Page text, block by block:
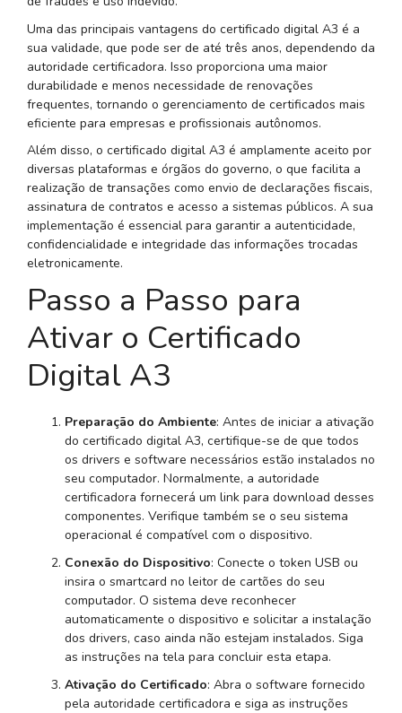
Uma das principais vantagens do certificado digital A3 é a
sua validade, que pode ser de até três anos, dependendo da
autoridade certificadora. Isso proporciona uma maior
durabilidade e menos necessidade de renovações
frequentes, tornando o gerenciamento de certificados mais
eficiente para empresas e profissionais autônomos.
Além disso, o certificado digital A3 é amplamente aceito por
diversas plataformas e órgãos do governo, o que facilita a
realização de transações como envio de declarações fiscais,
assinatura de contratos e acesso a sistemas públicos. A sua
implementação é essencial para garantir a autenticidade,
confidencialidade e integridade das informações trocadas
eletronicamente.
Passo a Passo para
Ativar o Certificado
Digital A3
Preparação do Ambiente: Antes de iniciar a ativação
do certificado digital A3, certifique-se de que todos
os drivers e software necessários estão instalados no
seu computador. Normalmente, a autoridade
certificadora fornecerá um link para download desses
componentes. Verifique também se o seu sistema
operacional é compatível com o dispositivo.
Conexão do Dispositivo: Conecte o token USB ou
insira o smartcard no leitor de cartões do seu
computador. O sistema deve reconhecer
automaticamente o dispositivo e solicitar a instalação
dos drivers, caso ainda não estejam instalados. Siga
as instruções na tela para concluir esta etapa.
Ativação do Certificado: Abra o software fornecido
pela autoridade certificadora e siga as instruções